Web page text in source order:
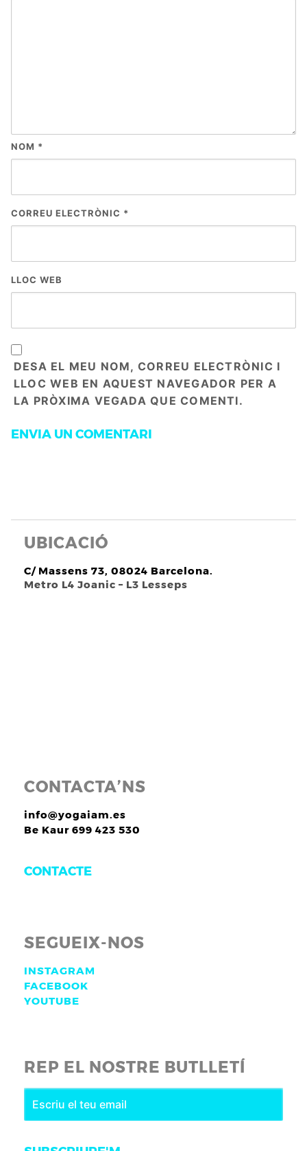
NOM *
CORREU ELECTRÒNIC *
LLOC WEB
DESA EL MEU NOM, CORREU ELECTRÒNIC I
LLOC WEB EN AQUEST NAVEGADOR PER A
LA PRÒXIMA VEGADA QUE COMENTI.
UBICACIÓ
C/ Massens 73, 08024 Barcelona.
Metro L4 Joanic – L3 Lesseps
CONTACTA’NS
info@yogaiam.es
Be Kaur 699 423 530
CONTACTE
SEGUEIX-NOS
INSTAGRAM
FACEBOOK
YOUTUBE
REP EL NOSTRE BUTLLETÍ